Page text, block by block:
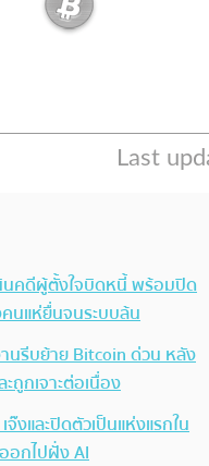
นคดีผู้ตั้งใจบิดหนี้ พร้อมปิด
นแห่ยื่นจนระบบล้น
นรีบย้าย Bitcoin ด่วน หลัง
ถูกเจาะต่อเนื่อง
งและปิดตัวเป็นแห่งแรกใน
อกไปฝั่ง AI